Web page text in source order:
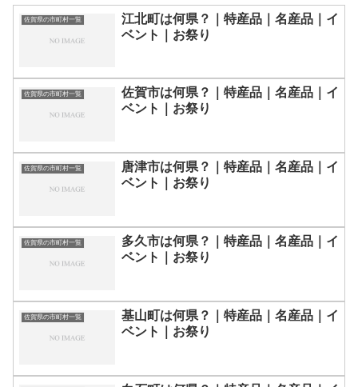
佐賀県の市町村一覧
江北町は何県？｜特産品｜名産品｜イ
ベント｜お祭り
佐賀県の市町村一覧
佐賀市は何県？｜特産品｜名産品｜イ
ベント｜お祭り
佐賀県の市町村一覧
唐津市は何県？｜特産品｜名産品｜イ
ベント｜お祭り
佐賀県の市町村一覧
多久市は何県？｜特産品｜名産品｜イ
ベント｜お祭り
佐賀県の市町村一覧
基山町は何県？｜特産品｜名産品｜イ
ベント｜お祭り